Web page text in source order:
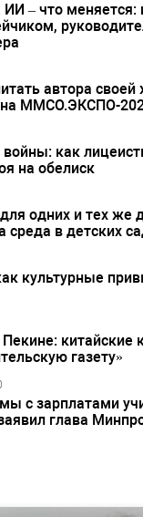
ИИ – что меняется:
автора своей
на ММСО.ЭКСПО-
как
на обелиск
одних и тех же
среда в детских
культурные
китайские
газету»
с зарплатами
глава